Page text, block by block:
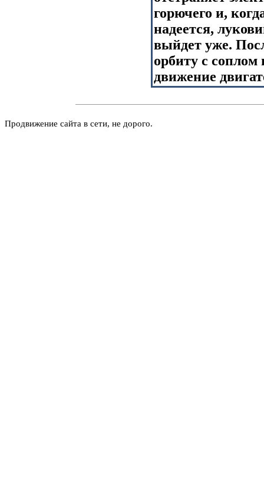
горючего и,
надеется,
выйдет уже.
орбиту с
движение
Продвижение сайта в сети, не дорого.